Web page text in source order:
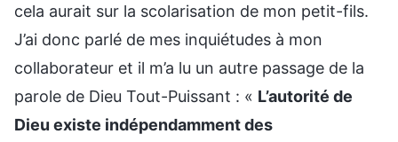
cela aurait sur la scolarisation de mon petit-fils.
J’ai donc parlé de mes inquiétudes à mon
collaborateur et il m’a lu un autre passage de la
parole de Dieu Tout-Puissant : « L’autorité de
Dieu existe indépendamment des